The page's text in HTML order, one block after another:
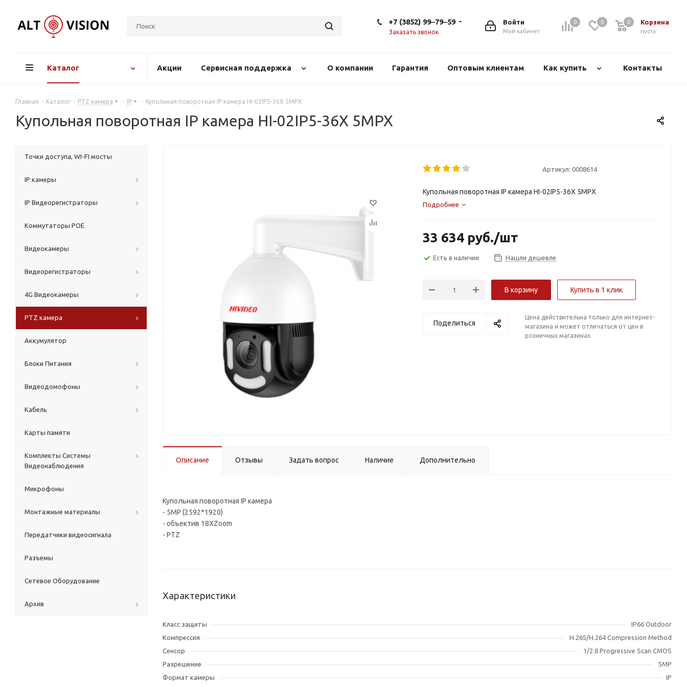
0 0 Корзина
пуста
0
Войти
Мой кабинет
+7 (3852) 99‒79‒59
Заказать звонок
Каталог Акции Сервисная поддержка О компании Гарантия Оптовым клиентам Как купить Контакты
Главная - Каталог - PTZ камера - IP - Купольная поворотная IP камера HI-02IP5-36X 5MPX
Купольная поворотная IP камера HI-02IP5-36X 5MPX
Артикул: 0008614
Купольная поворотная IP камера HI-02IP5-36X 5MPX
Подробнее
33 634 руб./шт
Есть в наличии Нашли дешевле
В корзину Купить в 1 клик
Поделиться
Цена действительна только для интернет-
магазина и может отличаться от цен в
розничных магазинах
Описание Отзывы Задать вопрос Наличие Дополнительно
Купольная поворотная IP камера
- 5MP (2592*1920)
- объектив 18XZoom
- PTZ
Характеристики
Класс защиты
IP66 Outdoor
Компрессия
H.265/H.264 Compression Method
Сенсор
1/2.8 Progressive Scan CMOS
Разрешение
5MP
Формат камеры
IP
Точки доступа, WI-FI мосты
IP камеры
IP Видеорегистраторы
Коммутаторы POE
Видеокамеры
Видеорегистраторы
4G Видеокамеры
PTZ камера
Аккумулятор
Блоки Питания
Видеодомофоны
Кабель
Карты памяти
Комплекты Системы
Видеонаблюдения
Микрофоны
Монтажные материалы
Передатчики видеосигнала
Разъемы
Сетевое Оборудование
Архив